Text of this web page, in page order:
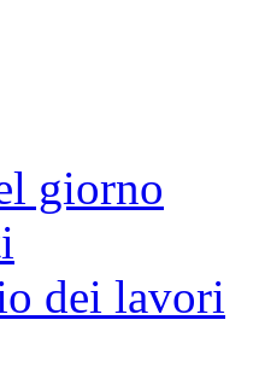
giorno
dei lavori